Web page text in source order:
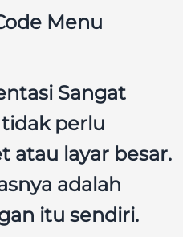
Menu
Sangat
perlu
atau layar besar.
adalah
itu sendiri.